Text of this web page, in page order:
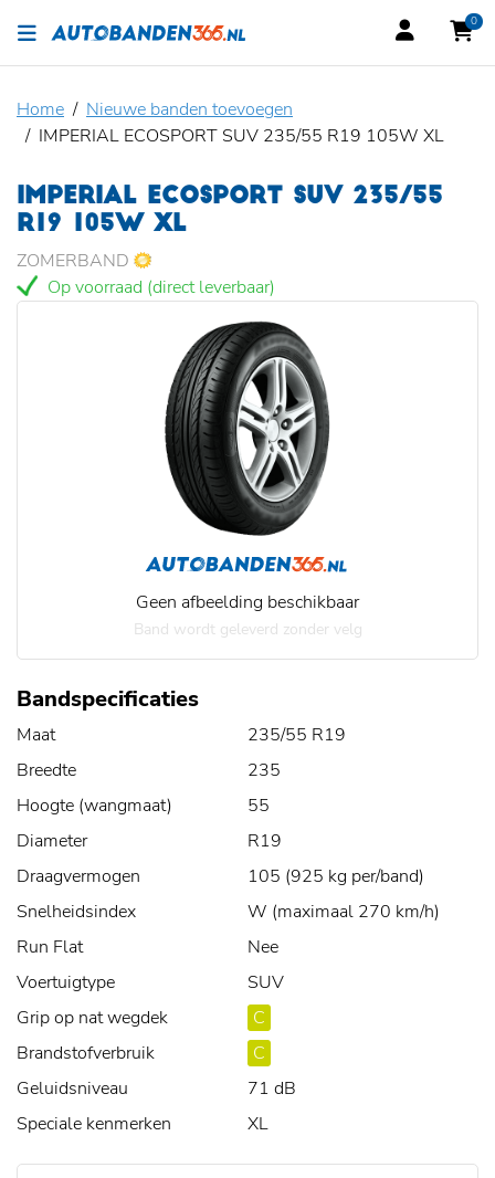
0
Home
Nieuwe banden toevoegen
IMPERIAL ECOSPORT SUV 235/55 R19 105W XL
IMPERIAL ECOSPORT SUV 235/55
R19 105W XL
ZOMERBAND
Op voorraad (direct leverbaar)
Geen afbeelding beschikbaar
Band wordt geleverd zonder velg
Bandspecificaties
Maat
235/55 R19
Breedte
235
Hoogte (wangmaat)
55
Diameter
R19
Draagvermogen
105 (925 kg per/band)
Snelheidsindex
W (maximaal 270 km/h)
Run Flat
Nee
Voertuigtype
SUV
Grip op nat wegdek
C
Brandstofverbruik
C
Geluidsniveau
71 dB
Speciale kenmerken
XL